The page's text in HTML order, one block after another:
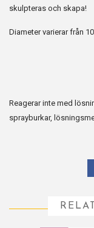
skulpteras och skapa!
Diameter varierar från
Reagerar inte med
sprayburkar,